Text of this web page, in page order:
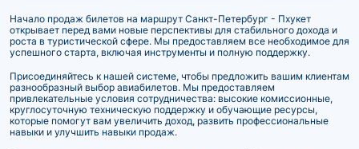
Начало продаж билетов на маршрут Санкт-Петербург - Пхукет
открывает перед вами новые перспективы для стабильного дохода и
роста в туристической сфере. Мы предоставляем все необходимое для
успешного старта, включая инструменты и полную поддержку.
Присоединяйтесь к нашей системе, чтобы предложить вашим клиентам
разнообразный выбор авиабилетов. Мы предоставляем
привлекательные условия сотрудничества: высокие комиссионные,
круглосуточную техническую поддержку и обучающие ресурсы,
которые помогут вам увеличить доход, развить профессиональные
навыки и улучшить навыки продаж.